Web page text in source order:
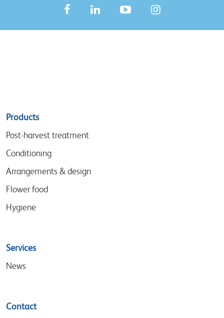
Sitemap
menu
Products
Post-harvest treatment
Conditioning
Arrangements & design
Flower food
Hygiene
Services
News
Contact